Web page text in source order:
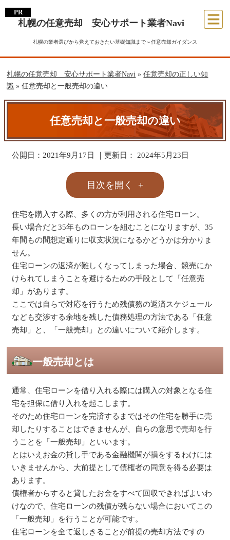
札幌の任意売却 安心サポート業者Navi
札幌の業者選びから覚えておきたい基礎知識まで～任意売却ガイダンス
札幌の任意売却 安心サポート業者Navi »任意売却の正しい知
識 »任意売却と一般売却の違い
任意売却と一般売却の違い
公開日： 2021年9月17日 ｜更新日： 2024年5月23日
目次を開く
住宅を購入する際、多くの方が利用される住宅ローン。
長い場合だと35年ものローンを組むことになりますが、35
年間もの間想定通りに収支状況になるかどうかは分かりま
せん。
住宅ローンの返済が難しくなってしまった場合、競売にか
けられてしまうことを避けるための手段として「任意売
却」があります。
ここでは自らで対応を行うため残債務の返済スケジュール
なども交渉する余地を残した債務処理の方法である「任意
売却」と、「一般売却」との違いについて紹介します。
一般売却とは
通常、住宅ローンを借り入れる際には購入の対象となる住
宅を担保に借り入れを起こします。
そのため住宅ローンを完済するまではその住宅を勝手に売
却したりすることはできませんが、自らの意思で売却を行
うことを「一般売却」といいます。
とはいえお金の貸し手である金融機関が損をするわけには
いきませんから、大前提として債権者の同意を得る必要は
あります。
債権者からすると貸したお金をすべて回収できればよいわ
けなので、住宅ローンの残債が残らない場合においてこの
「一般売却」を行うことが可能です。
住宅ローンを全て返しきることが前提の売却方法ですの